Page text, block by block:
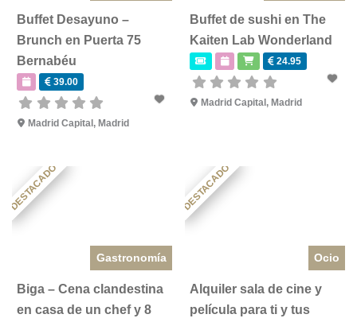
Buffet Desayuno –
Brunch en Puerta 75
Bernabéu
39.00
Madrid Capital, Madrid
Buffet de sushi en The
Kaiten Lab Wonderland
24.95
Madrid Capital, Madrid
DESTACADO
Gastronomía
Biga – Cena clandestina
en casa de un chef y 8
DESTACADO
Ocio
Alquiler sala de cine y
película para ti y tus